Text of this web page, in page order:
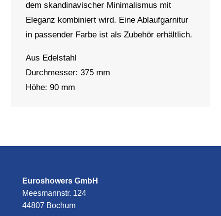
dem skandinavischer Minimalismus mit
Eleganz kombiniert wird. Eine Ablaufgarnitur
in passender Farbe ist als Zubehör erhältlich.
Aus Edelstahl
Durchmesser: 375 mm
Höhe: 90 mm
Euroshowers GmbH
Meesmannstr. 124
44807 Bochum